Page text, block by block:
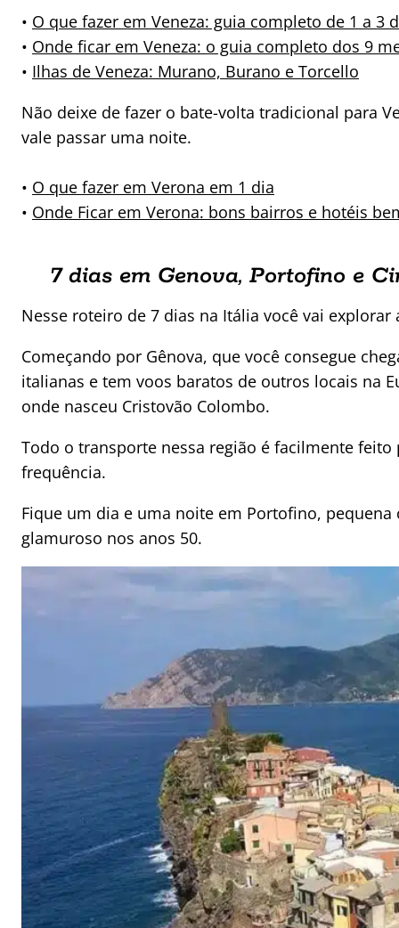
• O que fazer em Veneza: guia completo de 1 a 3
• Onde ficar em Veneza: o guia completo dos 9
• Ilhas de Veneza: Murano, Burano e Torcello
Não deixe de fazer o bate-volta tradicional para
vale passar uma noite.
• O que fazer em Verona em 1 dia
• Onde Ficar em Verona: bons bairros e hotéis
7 dias em Genova, Portofino e
Nesse roteiro de 7 dias na Itália você vai
Começando por Gênova, que você consegue
italianas e tem voos baratos de outros locais na
onde nasceu Cristovão Colombo.
Todo o transporte nessa região é facilmente
frequência.
Fique um dia e uma noite em Portofino,
glamuroso nos anos 50.